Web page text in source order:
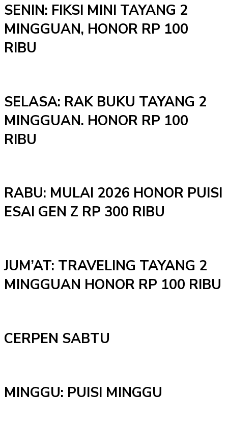
SENIN: FIKSI MINI TAYANG 2
MINGGUAN, HONOR RP 100
RIBU
SELASA: RAK BUKU TAYANG 2
MINGGUAN. HONOR RP 100
RIBU
RABU: MULAI 2026 HONOR PUISI
ESAI GEN Z RP 300 RIBU
JUM’AT: TRAVELING TAYANG 2
MINGGUAN HONOR RP 100 RIBU
CERPEN SABTU
MINGGU: PUISI MINGGU